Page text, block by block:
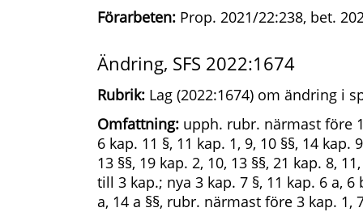
Förarbeten: Prop. 2021/22:238, bet.
Ändring, SFS 2022:1674
Rubrik: Lag (2022:1674) om ändring i
Omfattning: upph. rubr. närmast före
6 kap. 11 §, 11 kap. 1, 9, 10 §§, 14 kap.
13 §§, 19 kap. 2, 10, 13 §§, 21 kap. 8,
till 3 kap.; nya 3 kap. 7 §, 11 kap. 6 a, 6
a, 14 a §§, rubr. närmast före 3 kap. 1,